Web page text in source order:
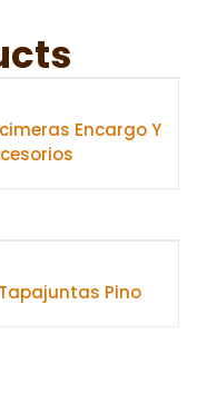
Encargo Y
Tapajuntas Pino